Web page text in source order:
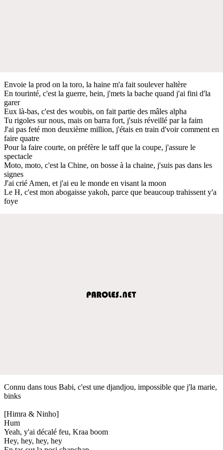
Envoie la prod on la toro, la haine m'a fait soulever haltère
En tourinté, c'est la guerre, hein, j'mets la bache quand j'ai fini d'la
garer
Eux là-bas, c'est des woubis, on fait partie des mâles alpha
Tu rigoles sur nous, mais on barra fort, j'suis réveillé par la faim
J'ai pas feté mon deuxième million, j'étais en train d'voir comment en
faire quatre
Pour la faire courte, on préfère le taff que la coupe, j'assure le
spectacle
Moto, moto, c'est la Chine, on bosse à la chaine, j'suis pas dans les
signes
J'ai crié Amen, et j'ai eu le monde en visant la moon
Le H, c'est mon abogaisse yakoh, parce que beaucoup trahissent y'a
foye
Connu dans tous Babi, c'est une djandjou, impossible que j'la marie,
binks
[Himra & Ninho]
Hum
Yeah, y'ai décalé feu, Kraa boom
Hey, hey, hey, hey